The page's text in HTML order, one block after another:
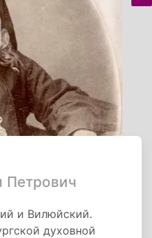
и Вилюйский.
духовной